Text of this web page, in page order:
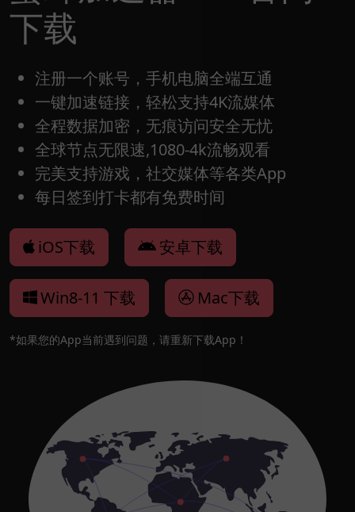
下载
注册一个账号，手机电脑全端互通
一键加速链接，轻松支持4K流媒体
全程数据加密，无痕访问安全无忧
全球节点无限速,1080-4k流畅观看
完美支持游戏，社交媒体等各类App
每日签到打卡都有免费时间
iOS下载 安卓下载
Win8-11 下载 Mac下载
*如果您的App当前遇到问题，请重新下载App！